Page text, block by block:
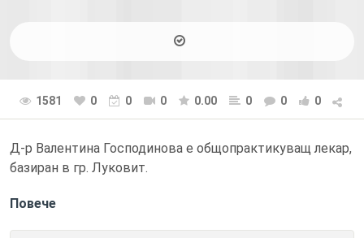
1581 0 0 0 0.00 0 0 0
Д-р Валентина Господинова е общопрактикуващ лекар,
базиран в гр. Луковит.
Повече